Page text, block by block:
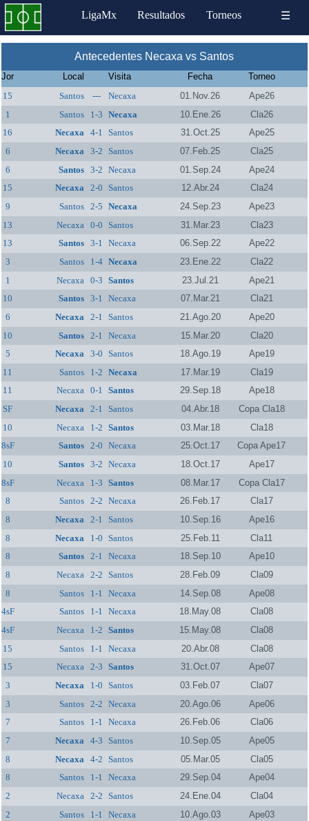
LigaMx Resultados Torneos ☰
Antecedentes Necaxa vs Santos
Jor Local Visita Fecha
Torneo
15
Santos --- Necaxa 01.Nov.26
Ape26
1
Santos 1-3 Necaxa 10.Ene.26
Cla26
16
Necaxa 4-1 Santos 31.Oct.25
Ape25
6
Necaxa 3-2 Santos 07.Feb.25
Cla25
6
Santos 3-2 Necaxa 01.Sep.24
Ape24
15
Necaxa 2-0 Santos 12.Abr.24
Cla24
9
Santos 2-5 Necaxa 24.Sep.23
Ape23
13
Necaxa 0-0 Santos 31.Mar.23
Cla23
13
Santos 3-1 Necaxa 06.Sep.22
Ape22
3
Santos 1-4 Necaxa 23.Ene.22
Cla22
1
Necaxa 0-3 Santos 23.Jul.21
Ape21
10
Santos 3-1 Necaxa 07.Mar.21
Cla21
6
Necaxa 2-1 Santos 21.Ago.20
Ape20
10
Santos 2-1 Necaxa 15.Mar.20
Cla20
5
Necaxa 3-0 Santos 18.Ago.19
Ape19
11
Santos 1-2 Necaxa 17.Mar.19
Cla19
11
Necaxa 0-1 Santos 29.Sep.18
Ape18
SF
Necaxa 2-1 Santos 04.Abr.18
Copa Cla18
10
Necaxa 1-2 Santos 03.Mar.18
Cla18
8sF
Santos 2-0 Necaxa 25.Oct.17
Copa Ape17
10
Santos 3-2 Necaxa 18.Oct.17
Ape17
8sF
Necaxa 1-3 Santos 08.Mar.17
Copa Cla17
8
Santos 2-2 Necaxa 26.Feb.17
Cla17
8
Necaxa 2-1 Santos 10.Sep.16
Ape16
8
Necaxa 1-0 Santos 25.Feb.11
Cla11
8
Santos 2-1 Necaxa 18.Sep.10
Ape10
8
Necaxa 2-2 Santos 28.Feb.09
Cla09
8
Santos 1-1 Necaxa 14.Sep.08
Ape08
4sF
Santos 1-1 Necaxa 18.May.08
Cla08
4sF
Necaxa 1-2 Santos 15.May.08
Cla08
15
Santos 1-1 Necaxa 20.Abr.08
Cla08
15
Necaxa 2-3 Santos 31.Oct.07
Ape07
3
Necaxa 1-0 Santos 03.Feb.07
Cla07
3
Santos 2-2 Necaxa 20.Ago.06
Ape06
7
Santos 1-1 Necaxa 26.Feb.06
Cla06
7
Necaxa 4-3 Santos 10.Sep.05
Ape05
8
Necaxa 4-2 Santos 05.Mar.05
Cla05
8
Santos 1-1 Necaxa 29.Sep.04
Ape04
2
Necaxa 2-2 Santos 24.Ene.04
Cla04
2
Santos 1-1 Necaxa 10.Ago.03
Ape03